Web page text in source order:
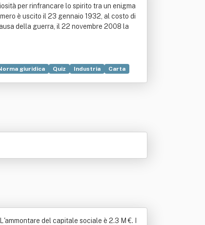
per rinfrancare lo spirito tra un enigma
è uscito il 23 gennaio 1932, al costo di
della guerra, il 22 novembre 2008 la
giuridica Quiz Industria
Carta
del capitale sociale è 2.3 M €. I